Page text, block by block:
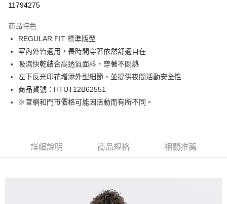
街口支付
悠遊付
Google Pay
貨到付款
11794275
商品特色
REGULAR FIT 標準版型
室內外皆適用，長時間穿著依然舒適自在
吸濕快乾結合高透氣面料，穿著不悶熱
左下反光印花增添外型細節，並提供夜間活動安全性
商品貨號：HTUT12B62551
※官網和門市價格可能因活動而有所不同。
詳細說明 商品規格 相關推薦